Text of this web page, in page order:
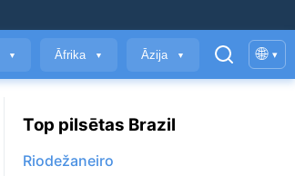
▼ Āfrika ▼ Āzija ▼ 🌐 ▾
Top pilsētas Brazil
Riodežaneiro